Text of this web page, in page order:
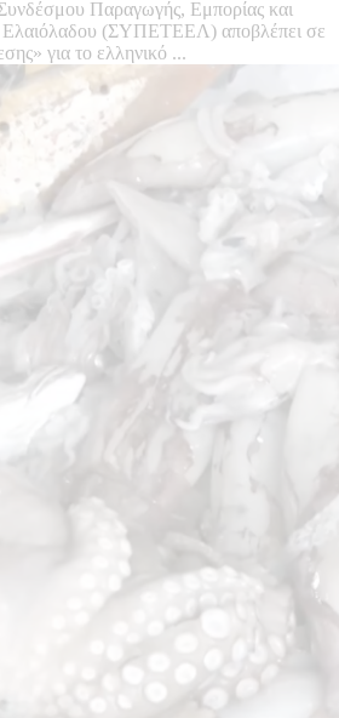
Παραγωγής, Εμπορίας και
Ελαιόλαδου (ΣΥΠΕΤΕΕΛ) αποβλέπει σε
για το ελληνικό ...